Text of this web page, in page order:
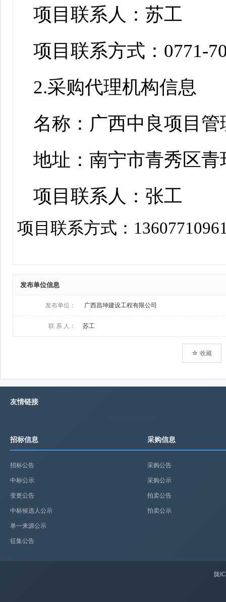
发布单位信息
发布单位： 广西昌坤建设工程有限公司
联 系 人： 苏工
☆ 收藏
友情链接
招标信息
招标公告
中标公示
变更公告
中标候选人公示
单一来源公示
征集公告
采购信息
采购公告
采购公示
拍卖公告
拍卖公示
陇